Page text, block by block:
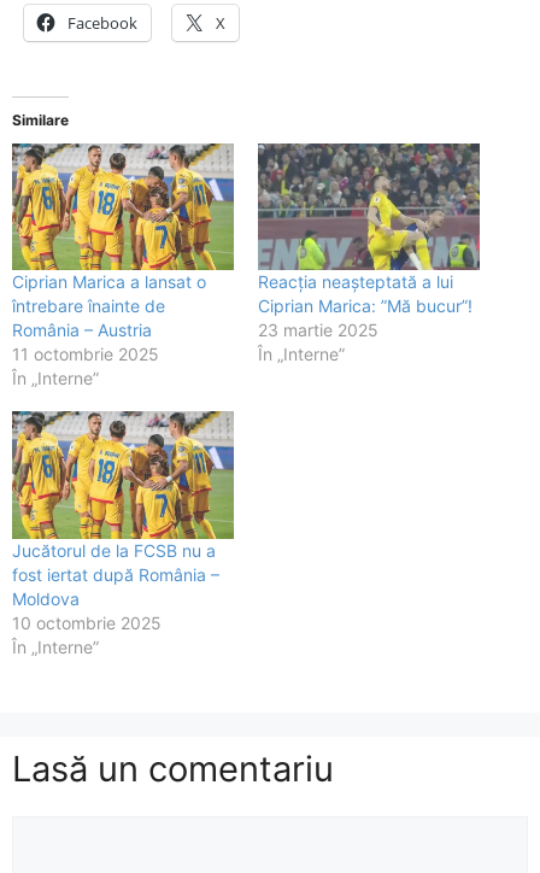
Facebook X
Similare
Ciprian Marica a lansat o
întrebare înainte de
România – Austria
11 octombrie 2025
În „Interne”
Reacția neașteptată a lui
Ciprian Marica: ”Mă bucur”!
23 martie 2025
În „Interne”
Jucătorul de la FCSB nu a
fost iertat după România –
Moldova
10 octombrie 2025
În „Interne”
Lasă un comentariu